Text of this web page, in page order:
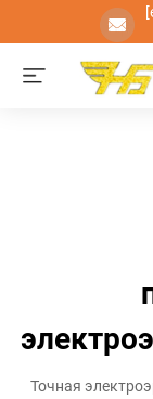
Точная